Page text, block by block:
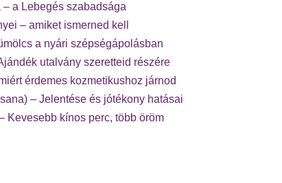
– a Lebegés szabadsága
– amiket ismerned kell
a nyári szépségápolásban
utalvány szeretteid részére
érdemes kozmetikushoz járnod
– Jelentése és jótékony hatásai
Kevesebb kínos perc, több öröm